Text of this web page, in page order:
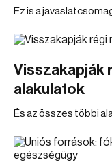
Ez is a
Visszakapják
alakulatok
És az összes többi